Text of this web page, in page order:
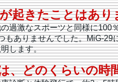
起きたことはあり
過激なスポーツと同様に100
もありませんでした。MiG-
します。
、どのくらいの時